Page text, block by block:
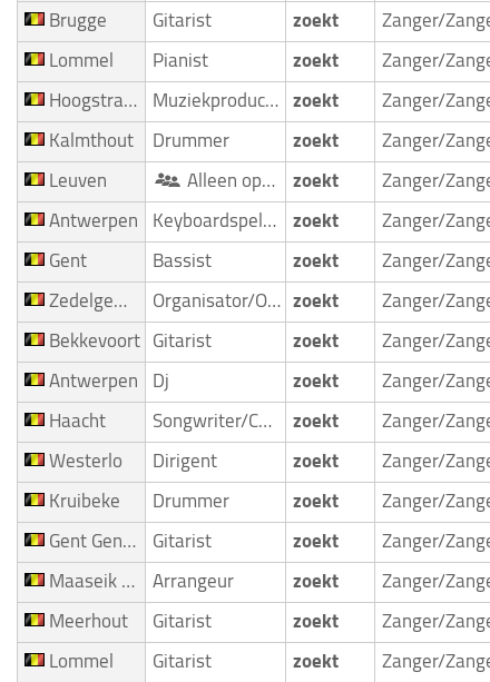
Brugge Gitarist zoekt
Lommel Pianist zoekt
Hoogstraten Minderhout Muziekproducent zoekt
Kalmthout Drummer zoekt
Leuven Alleen optredend artist zoekt
Antwerpen Keyboardspeler/Toetsenist zoekt
Gent Bassist zoekt
Zedelgem Loppem Organisator/Optreedmogelijkheid zoekt
Bekkevoort Gitarist zoekt
Antwerpen Dj zoekt
Haacht Songwriter/Componist zoekt
Westerlo Dirigent zoekt
Kruibeke Drummer zoekt
Gent Gentbrugge Gitarist zoekt
Maaseik Opoeteren Arrangeur zoekt
Meerhout Gitarist zoekt
Lommel Gitarist zoekt